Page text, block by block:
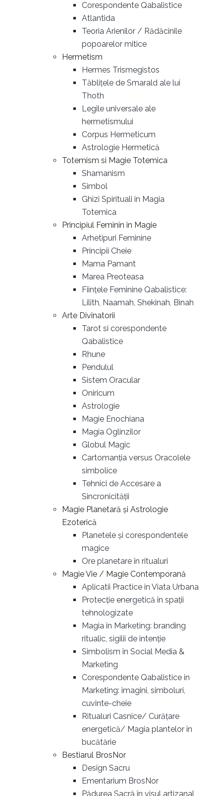
Corespondente Qabalistice
Atlantida
Teoria Arienilor / Rădăcinile
popoarelor mitice
Hermetism
Hermes Trismegistos
Tăblițele de Smarald ale lui
Thoth
Legile universale ale
hermetismului
Corpus Hermeticum
Astrologie Hermetică
Totemism si Magie Totemica
Shamanism
Simbol
Ghizi Spirituali in Magia
Totemica
Principiul Feminin in Magie
Arhetipuri Feminine
Principii Cheie
Mama Pamant
Marea Preoteasa
Ființele Feminine Qabalistice:
Lilith, Naamah, Shekinah, Binah
Arte Divinatorii
Tarot si corespondente
Qabalistice
Rhune
Pendulul
Sistem Oracular
Oniricum
Astrologie
Magie Enochiana
Magia Oglinzilor
Globul Magic
Cartomanția versus Oracolele
simbolice
Tehnici de Accesare a
Sincronicității
Magie Planetară și Astrologie
Ezoterică
Planetele și corespondentele
magice
Ore planetare în ritualuri
Magie Vie / Magie Contemporană
Aplicatii Practice in Viata Urbana
Protecție energetică în spații
tehnologizate
Magia în Marketing: branding
ritualic, sigilii de intenție
Simbolism în Social Media &
Marketing
Corespondente Qabalistice in
Marketing: imagini, simboluri,
cuvinte-cheie
Ritualuri Casnice/ Curățare
energetică/ Magia plantelor în
bucătărie
Bestiarul BrosNor
Design Sacru
Ementarium BrosNor
Pădurea Sacră în visul artizanal